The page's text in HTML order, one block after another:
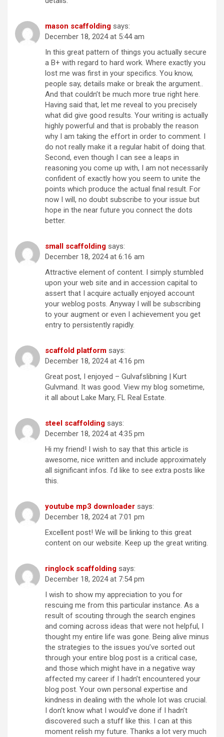
mason scaffolding says:
December 18, 2024 at 5:44 am
In this great pattern of things you actually secure
a B+ with regard to hard work. Where exactly you
lost me was first in your specifics. You know,
people say, details make or break the argument..
And that couldn’t be much more true right here.
Having said that, let me reveal to you precisely
what did give good results. Your writing is actually
highly powerful and that is probably the reason
why I am taking the effort in order to comment. I
do not really make it a regular habit of doing that.
Second, even though I can see a leaps in
reasoning you come up with, I am not necessarily
confident of exactly how you seem to unite the
points which produce the actual final result. For
now I will, no doubt subscribe to your issue but
hope in the near future you connect the dots
better.
small scaffolding says:
December 18, 2024 at 6:16 am
Attractive element of content. I simply stumbled
upon your web site and in accession capital to
assert that I acquire actually enjoyed account
your weblog posts. Anyway I will be subscribing
to your augment or even I achievement you get
entry to persistently rapidly.
scaffold platform says:
December 18, 2024 at 4:16 pm
Great post, I enjoyed – Gulvafslibning | Kurt
Gulvmand. It was good. View my blog sometime,
it all about Lake Mary, FL Real Estate.
steel scaffolding says:
December 18, 2024 at 4:35 pm
Hi my friend! I wish to say that this article is
awesome, nice written and include approximately
all significant infos. I’d like to see extra posts like
this.
youtube mp3 downloader says:
December 18, 2024 at 7:01 pm
Excellent post! We will be linking to this great
content on our website. Keep up the great writing.
ringlock scaffolding says:
December 18, 2024 at 7:54 pm
I wish to show my appreciation to you for
rescuing me from this particular instance. As a
result of scouting through the search engines
and coming across ideas that were not helpful, I
thought my entire life was gone. Being alive minus
the strategies to the issues you’ve sorted out
through your entire blog post is a critical case,
and those which might have in a negative way
affected my career if I hadn’t encountered your
blog post. Your own personal expertise and
kindness in dealing with the whole lot was crucial.
I don’t know what I would’ve done if I hadn’t
discovered such a stuff like this. I can at this
moment relish my future. Thanks a lot very much